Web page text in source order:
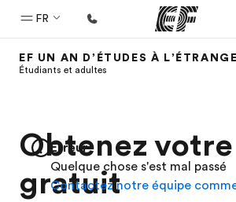
FR
Accueil
Programmes
Nos offres
Bureaux
EF UN AN D’ÉTUDES À
Étudiants et adultes
Obtenez
gratuit
Erreur
Quelque chose s'est mal passé
Contactez notre équipe